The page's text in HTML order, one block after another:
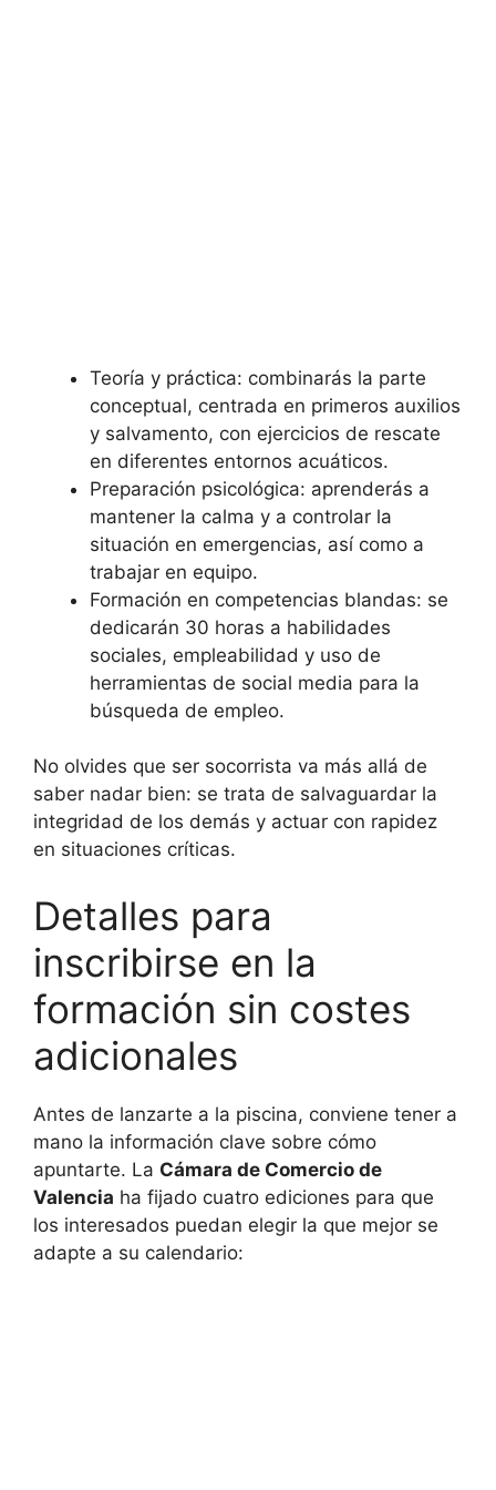
Teoría y práctica: combinarás la parte
conceptual, centrada en primeros auxilios
y salvamento, con ejercicios de rescate
en diferentes entornos acuáticos.
Preparación psicológica: aprenderás a
mantener la calma y a controlar la
situación en emergencias, así como a
trabajar en equipo.
Formación en competencias blandas: se
dedicarán 30 horas a habilidades
sociales, empleabilidad y uso de
herramientas de social media para la
búsqueda de empleo.
No olvides que ser socorrista va más allá de
saber nadar bien: se trata de salvaguardar la
integridad de los demás y actuar con rapidez
en situaciones críticas.
Detalles para
inscribirse en la
formación sin costes
adicionales
Antes de lanzarte a la piscina, conviene tener a
mano la información clave sobre cómo
apuntarte. La Cámara de Comercio de
Valencia ha fijado cuatro ediciones para que
los interesados puedan elegir la que mejor se
adapte a su calendario: